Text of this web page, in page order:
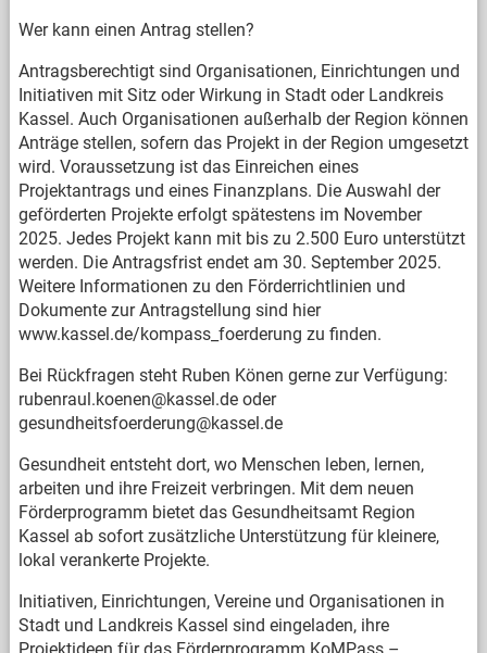
Wer kann einen Antrag stellen?
Antragsberechtigt sind Organisationen, Einrichtungen und
Initiativen mit Sitz oder Wirkung in Stadt oder Landkreis
Kassel. Auch Organisationen außerhalb der Region können
Anträge stellen, sofern das Projekt in der Region umgesetzt
wird. Voraussetzung ist das Einreichen eines
Projektantrags und eines Finanzplans. Die Auswahl der
geförderten Projekte erfolgt spätestens im November
2025. Jedes Projekt kann mit bis zu 2.500 Euro unterstützt
werden. Die Antragsfrist endet am 30. September 2025.
Weitere Informationen zu den Förderrichtlinien und
Dokumente zur Antragstellung sind hier
www.kassel.de/kompass_foerderung zu finden.
Bei Rückfragen steht Ruben Könen gerne zur Verfügung:
rubenraul.koenen@kassel.de oder
gesundheitsfoerderung@kassel.de
Gesundheit entsteht dort, wo Menschen leben, lernen,
arbeiten und ihre Freizeit verbringen. Mit dem neuen
Förderprogramm bietet das Gesundheitsamt Region
Kassel ab sofort zusätzliche Unterstützung für kleinere,
lokal verankerte Projekte.
Initiativen, Einrichtungen, Vereine und Organisationen in
Stadt und Landkreis Kassel sind eingeladen, ihre